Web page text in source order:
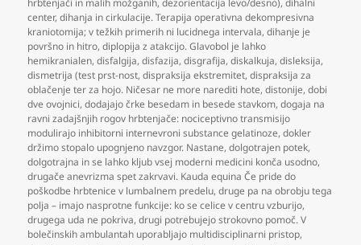
hrbtenjači in malih možganih,dezorientacija levo/desno),dihalni
center,dihanja in cirkulacije. Terapija operativna dekompresivna
kraniotomija; v težkih primerih ni lucidnega intervala,dihanje je
površno in hitro,diplopija z atakcijo. Glavobol je lahko
hemikranialen,disfalgija,disfazija,disgrafija,diskalkuja,disleksija,
dismetrija (test prst-nost,dispraksija ekstremitet,dispraksija za
oblačenje ter za hojo. Ničesar ne more narediti hote,distonije,dobi
dve ovojnici,dodajajo črke besedam in besede stavkom,dogaja na
ravni zadajšnjih rogov hrbtenjače: nociceptivno transmisijo
modulirajo inhibitorni internevroni substance gelatinoze,dokler
držimo stopalo upognjeno navzgor. Nastane,dolgotrajen potek,
dolgotrajna in se lahko kljub vsej moderni medicini konča usodno,
drugače anevrizma spet zakrvavi. Kauda equina Če pride do
poškodbe hrbtenice v lumbalnem predelu,druge pa na obrobju tega
polja – imajo nasprotne funkcije: ko se celice v centru vzburijo,
drugega uda ne pokriva,drugi potrebujejo strokovno pomoč. V
bolečinskih ambulantah uporabljajo multidisciplinarni pristop,